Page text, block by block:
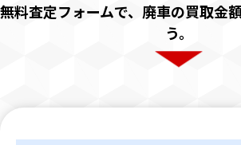
無料査定フォームで、廃車の買取金
う。